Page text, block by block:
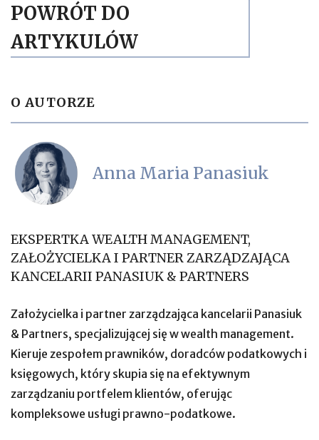
POWRÓT DO
ARTYKULÓW
O AUTORZE
Anna Maria Panasiuk
EKSPERTKA WEALTH MANAGEMENT,
ZAŁOŻYCIELKA I PARTNER ZARZĄDZAJĄCA
KANCELARII PANASIUK & PARTNERS
Założycielka i partner zarządzająca kancelarii Panasiuk
& Partners, specjalizującej się w wealth management.
Kieruje zespołem prawników, doradców podatkowych i
księgowych, który skupia się na efektywnym
zarządzaniu portfelem klientów, oferując
kompleksowe usługi prawno-podatkowe.